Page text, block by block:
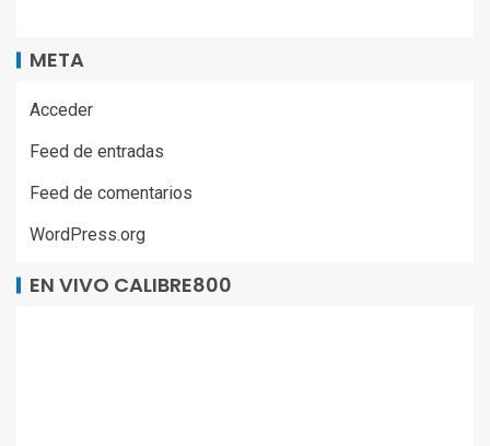
META
Acceder
Feed de entradas
Feed de comentarios
WordPress.org
EN VIVO CALIBRE800